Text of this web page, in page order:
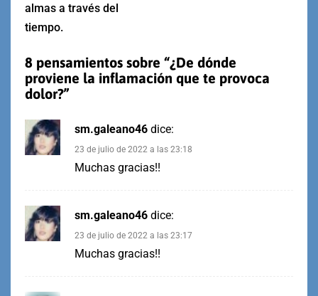
almas a través del
tiempo.
8 pensamientos sobre “¿De dónde
proviene la inflamación que te provoca
dolor?”
sm.galeano46 dice:
23 de julio de 2022 a las 23:18
Muchas gracias!!
sm.galeano46 dice:
23 de julio de 2022 a las 23:17
Muchas gracias!!